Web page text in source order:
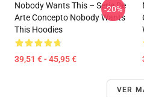
Nobody Wants This – Serie De
Arte Concepto Nobody Wants
This Hoodies
39,51 € - 45,95 €
-20%
VER